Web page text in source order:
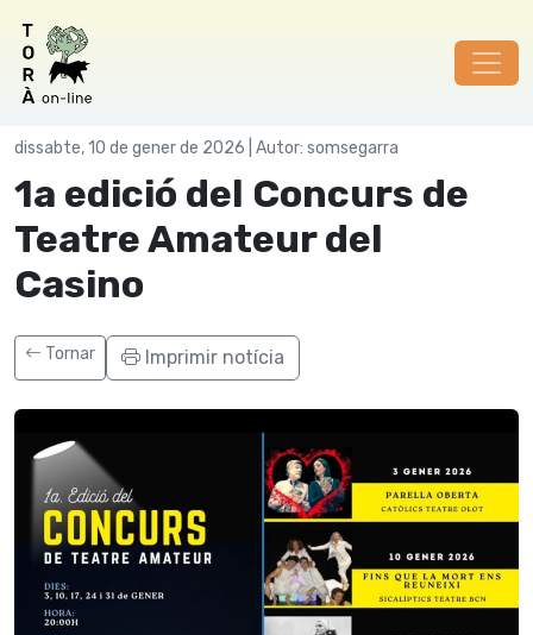
dissabte, 10 de gener de 2026 | Autor: somsegarra
1a edició del Concurs de
Teatre Amateur del
Casino
Tornar Imprimir notícia